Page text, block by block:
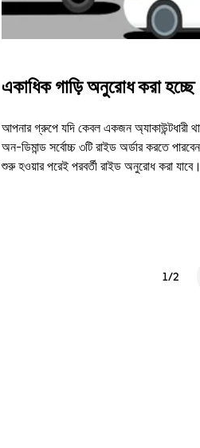
একাধিক গাড়ি অনুরোধ করা হচ্ছে
আপনার গ্রুপে যদি কেবল একজন অ্যাকাউন্টধারী
অন-ডিমান্ড সর্বোচ্চ ৩টি রাইড অর্ডার করতে
শুরু হওয়ার পরেই পরবর্তী রাইড অনুরোধ করা যাবে।
1/2